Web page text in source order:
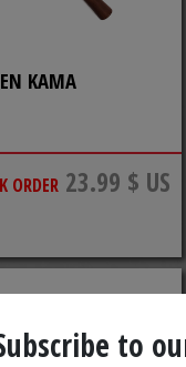
KAMA
ORDER 23.99 $ US
to